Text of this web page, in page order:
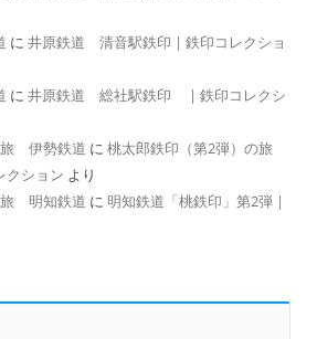
に 井原鉄道 清音駅鉄印 | 鉄印コレクショ
に 井原鉄道 総社駅鉄印 | 鉄印コレクシ
旅 伊勢鉄道 に 桃太郎鉄印（第2弾）の旅
クション より
旅 明知鉄道 に 明知鉄道「桃鉄印」第2弾 |